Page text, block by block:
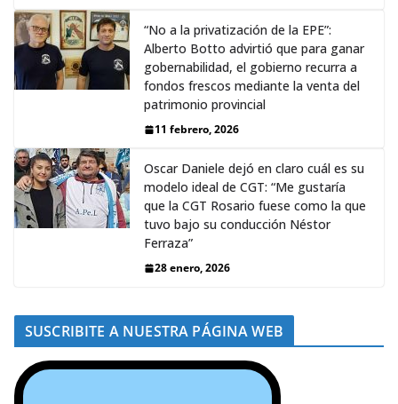
“No a la privatización de la EPE”:
Alberto Botto advirtió que para ganar
gobernabilidad, el gobierno recurra a
fondos frescos mediante la venta del
patrimonio provincial
11 febrero, 2026
Oscar Daniele dejó en claro cuál es su
modelo ideal de CGT: “Me gustaría
que la CGT Rosario fuese como la que
tuvo bajo su conducción Néstor
Ferraza”
28 enero, 2026
SUSCRIBITE A NUESTRA PÁGINA WEB